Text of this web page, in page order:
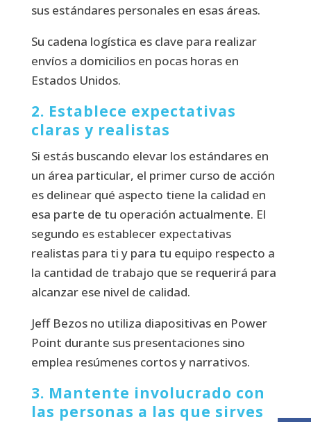
sus estándares personales en esas áreas.
Su cadena logística es clave para realizar
envíos a domicilios en pocas horas en
Estados Unidos.
2. Establece expectativas
claras y realistas
Si estás buscando elevar los estándares en
un área particular, el primer curso de acción
es delinear qué aspecto tiene la calidad en
esa parte de tu operación actualmente. El
segundo es establecer expectativas
realistas para ti y para tu equipo respecto a
la cantidad de trabajo que se requerirá para
alcanzar ese nivel de calidad.
Jeff Bezos no utiliza diapositivas en Power
Point durante sus presentaciones sino
emplea resúmenes cortos y narrativos.
3. Mantente involucrado con
las personas a las que sirves